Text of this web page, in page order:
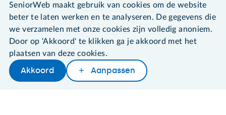
©2026 SeniorWeb
Algemene voorwaarden
Cookies en cookie-instellingen
SeniorWeb maakt gebruik van cookies om de website
beter te laten werken en te analyseren. De gegevens die
we verzamelen met onze cookies zijn volledig anoniem.
Door op 'Akkoord' te klikken ga je akkoord met het
plaatsen van deze cookies.
Akkoord Aanpassen